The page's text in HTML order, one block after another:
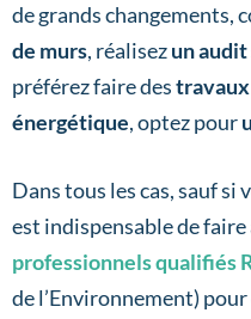
de grands changements,
de murs, réalisezun
préférez faire des
énergétique, optez pour
Dans tous les cas, sauf si
est indispensable de faire
professionnels qualifiés
de l’Environnement) pour